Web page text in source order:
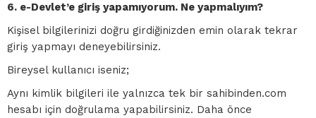
6. e-Devlet’e giriş yapamıyorum. Ne yapmalıyım?
Kişisel bilgilerinizi doğru girdiğinizden emin olarak tekrar
giriş yapmayı deneyebilirsiniz.
Bireysel kullanıcı iseniz;
Aynı kimlik bilgileri ile yalnızca tek bir sahibinden.com
hesabı için doğrulama yapabilirsiniz. Daha önce